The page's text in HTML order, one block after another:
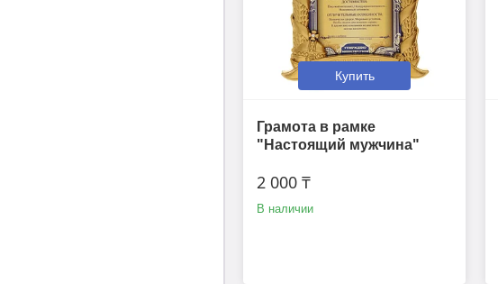
Купить
Грамота в рамке
"Настоящий мужчина"
2 000 ₸
В наличии